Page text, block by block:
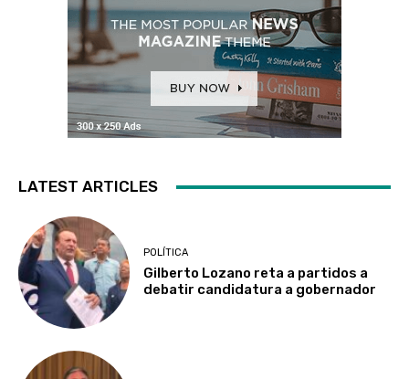
LATEST ARTICLES
POLÍTICA
Gilberto Lozano reta a partidos a
debatir candidatura a gobernador